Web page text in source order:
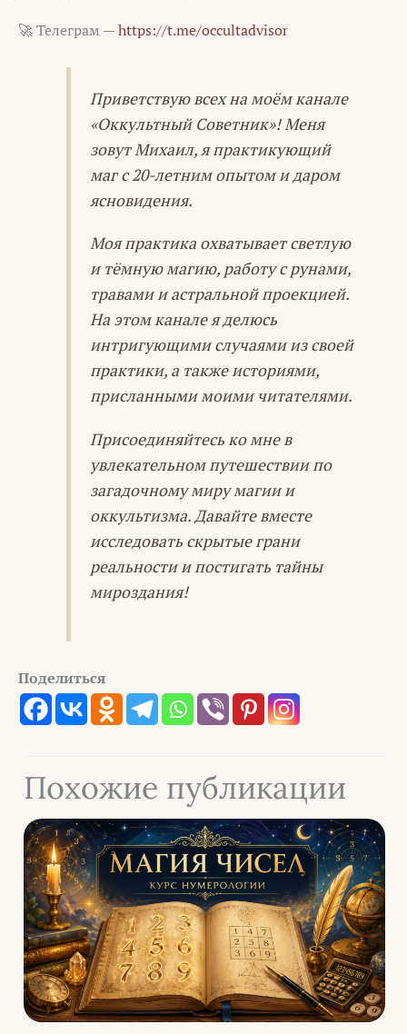
🚀 Телеграм —https://t.me/occultadvisor
Приветствую всех на моём канале
«Оккультный Советник»! Меня
зовут Михаил, я практикующий
маг с 20-летним опытом и даром
ясновидения.
Моя практика охватывает светлую
и тёмную магию, работу с рунами,
травами и астральной проекцией.
На этом канале я делюсь
интригующими случаями из своей
практики, а также историями,
присланными моими читателями.
Присоединяйтесь ко мне в
увлекательном путешествии по
загадочному миру магии и
оккультизма. Давайте вместе
исследовать скрытые грани
реальности и постигать тайны
мироздания!
Поделиться
Похожие публикации